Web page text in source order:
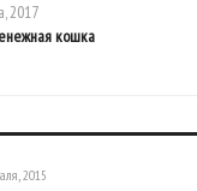
2017
кошка
2015